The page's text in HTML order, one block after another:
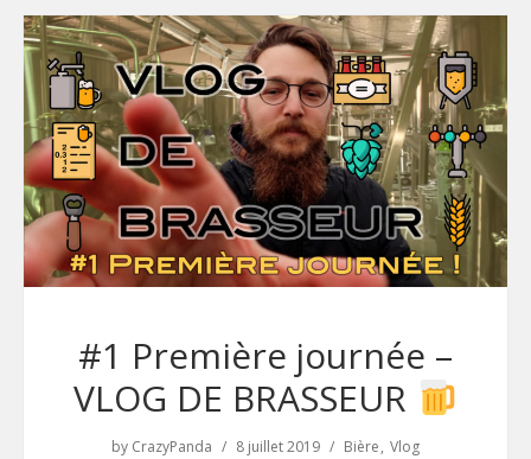
#1 Première journée –
VLOG DE BRASSEUR
by CrazyPanda 8 juillet 2019 Bière Vlog